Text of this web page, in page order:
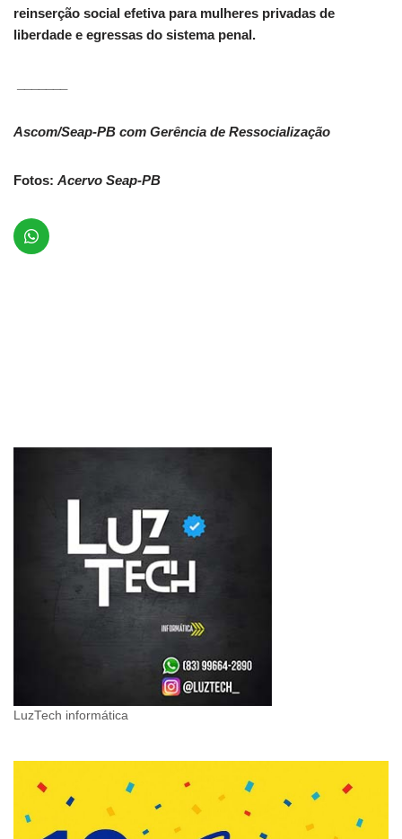
reinserção social efetiva para mulheres privadas de
liberdade e egressas do sistema penal.
Ascom/Seap-PB com Gerência de Ressocialização
Fotos: Acervo Seap-PB
LuzTech informática